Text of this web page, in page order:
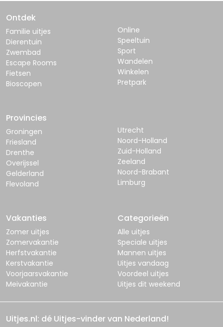
Ontdek
Familie uitjes
Dierentuin
Zwembad
Escape Rooms
Fietsen
Bioscopen
Online
Speeltuin
Sport
Wandelen
Winkelen
Pretpark
Provincies
Groningen
Friesland
Drenthe
Overijssel
Gelderland
Flevoland
Utrecht
Noord-Holland
Zuid-Holland
Zeeland
Noord-Brabant
Limburg
Vakanties
Zomer uitjes
Zomervakantie
Herfstvakantie
Kerstvakantie
Voorjaarsvakantie
Meivakantie
Categorieën
Alle uitjes
Speciale uitjes
Mannen uitjes
Uitjes vandaag
Voordeel uitjes
Uitjes dit weekend
Uitjes.nl: dé Uitjes-vinder van Nederland!